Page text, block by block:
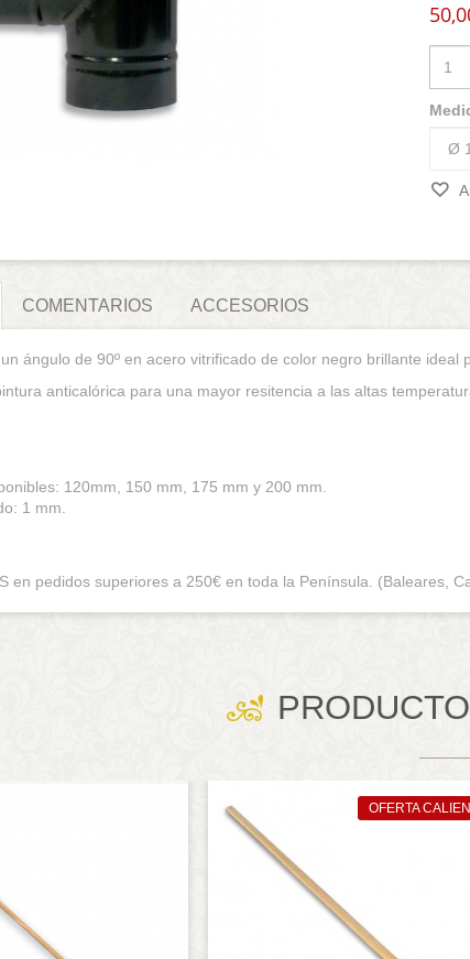
COMENTARIOS ACCESORIOS
ángulo de 90º en acero vitrificado de color negro brillante
anticalórica para una mayor resitencia a las altas
120mm, 150 mm, 175 mm y 200 mm.
1 mm.
en pedidos superiores a 250€ en toda la Península. (Baleares,
OFERTA